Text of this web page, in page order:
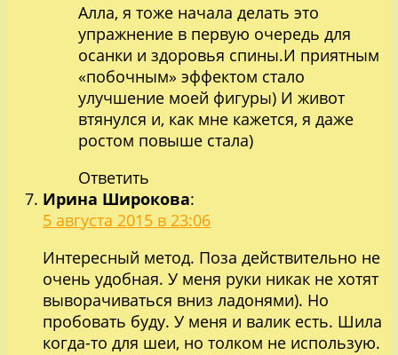
Алла, я тоже начала делать это
упражнение в первую очередь для
осанки и здоровья спины.И приятным
«побочным» эффектом стало
улучшение моей фигуры) И живот
втянулся и, как мне кажется, я даже
ростом повыше стала)
Ответить
Ирина Широкова:
5 августа 2015 в 23:06
Интересный метод. Поза действительно не
очень удобная. У меня руки никак не хотят
выворачиваться вниз ладонями). Но
пробовать буду. У меня и валик есть. Шила
когда-то для шеи, но толком не использую.